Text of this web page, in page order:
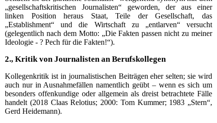
„gesellschaftskritischen Journalisten“ geworden, der aus einer
linken Position heraus Staat, Teile der Gesellschaft, das
„Establishment“ und die Wirtschaft zu „entlarven“ versucht
(gelegentlich nach dem Motto: „Die Fakten passen nicht zu meiner
Ideologie - ? Pech für die Fakten!“).
2., Kritik von Journalisten an Berufskollegen
Kollegenkritik ist in journalistischen Beiträgen eher selten; sie wird
auch nur in Ausnahmefällen namentlich geübt – wenn es sich um
besonders offenkundige oder allgemein als dreist betrachtete Fälle
handelt (2018 Claas Relotius; 2000: Tom Kummer; 1983 „Stern“,
Gerd Heidemann).